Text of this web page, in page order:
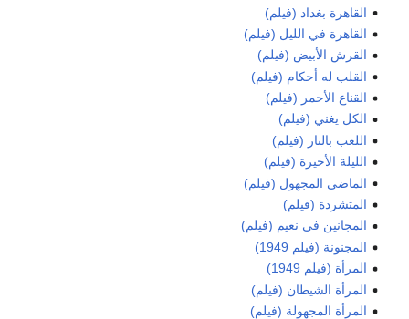
القاهرة بغداد (فيلم)
القاهرة في الليل (فيلم)
القرش الأبيض (فيلم)
القلب له أحكام (فيلم)
القناع الأحمر (فيلم)
الكل يغني (فيلم)
اللعب بالنار (فيلم)
الليلة الأخيرة (فيلم)
الماضي المجهول (فيلم)
المتشردة (فيلم)
المجانين في نعيم (فيلم)
المجنونة (فيلم 1949)
المرأة (فيلم 1949)
المرأة الشيطان (فيلم)
المرأة المجهولة (فيلم)